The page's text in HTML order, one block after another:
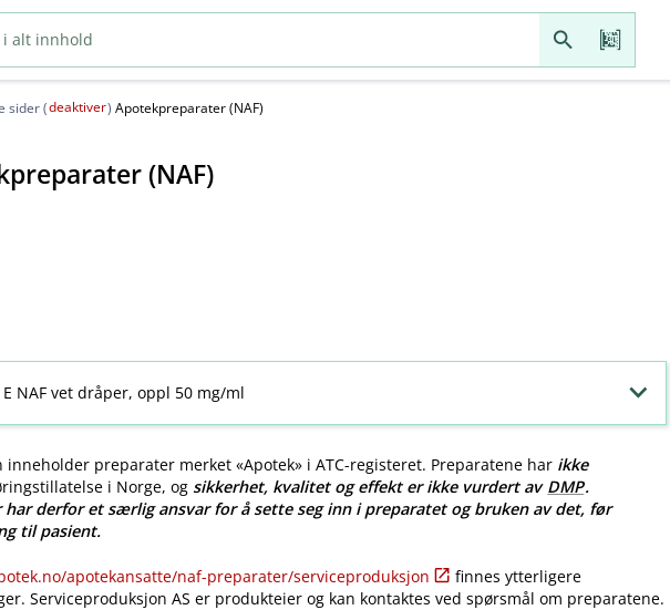
sider (deaktiver) Apotekpreparater (NAF)
(NAF)
NAF vet dråper, oppl 50 mg/ml
inneholder preparater merket «Apotek» i ATC-registeret. Preparatene har ikke
i Norge, ogsikkerhet, kvalitet og effekt er ikke vurdert av DMP.
har derfor et særlig ansvar for å sette seg inn i preparatet og bruken av det, før
til pasient.
​apotekansatte​/​naf-preparater​/​serviceproduksjon
finnes ytterligere
Serviceproduksjon AS er produkteier og kan kontaktes ved spørsmål om preparatene.